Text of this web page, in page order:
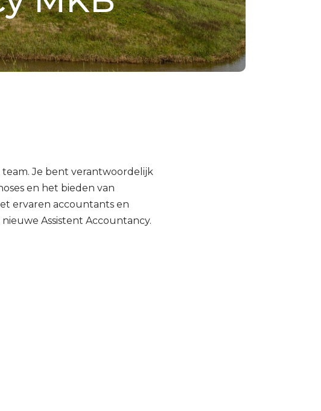
team. Je bent verantwoordelijk
en het bieden van
ervaren accountants en
Assistent Accountancy.